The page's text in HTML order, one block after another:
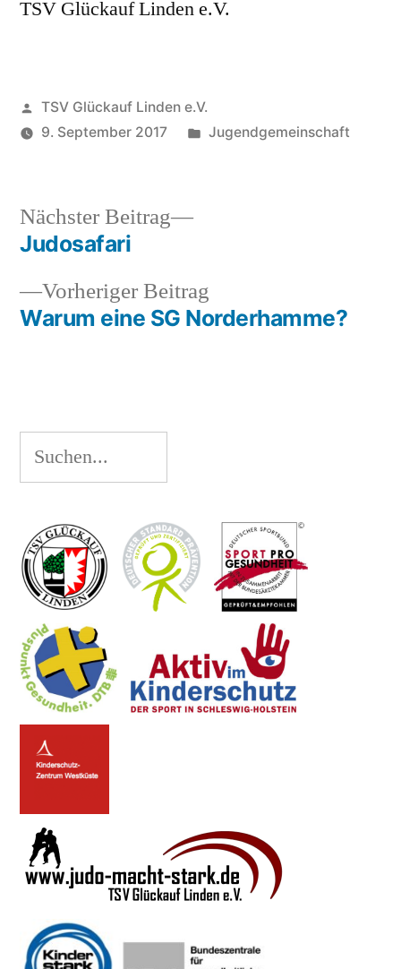
TSV Glückauf Linden e.V.
Veröffentlicht
von
TSV Glückauf Linden e.V.
9. September 2017
Veröffentlicht
Jugendgemeinschaft
Beitragsnavigation
Vorheriger Beitrag
Beitrag:
Warum eine SG Norderhamme?
Nächster Beitrag
Nächster
Judosafari
Suchen